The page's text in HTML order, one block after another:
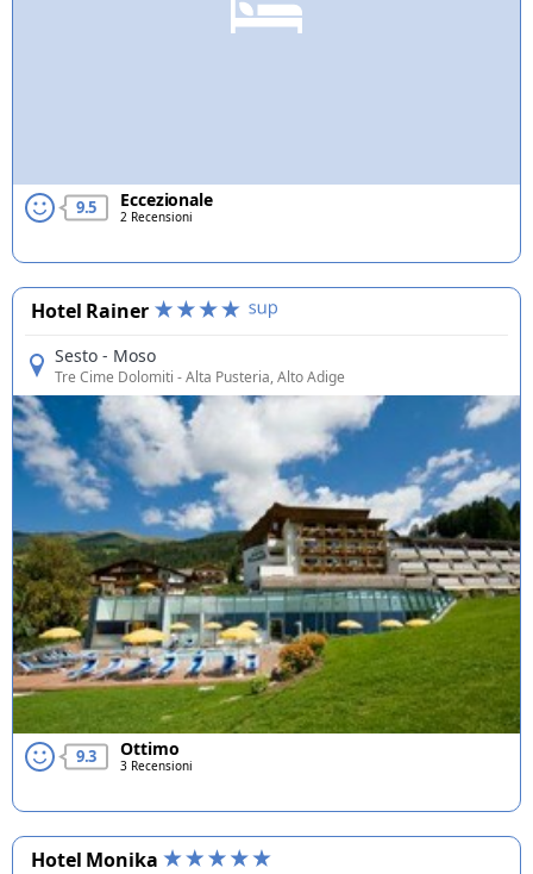
9.5 Eccezionale
2 Recensioni
Hotel Rainer
Sesto - Moso
Tre Cime Dolomiti - Alta Pusteria, Alto Adige
9.3 Ottimo
3 Recensioni
Hotel Monika